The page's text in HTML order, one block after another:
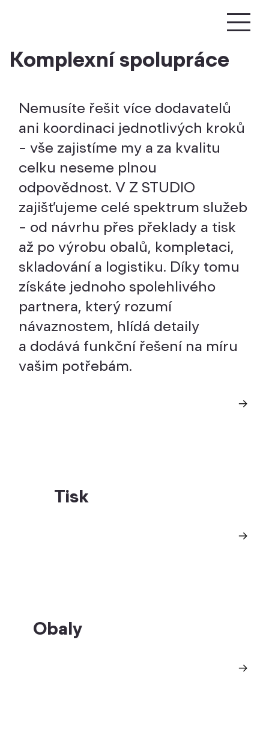
Komplexní spolupráce
Nemusíte řešit více dodavatelů
ani koordinaci jednotlivých kroků
– vše zajistíme my a za kvalitu
celku neseme plnou
odpovědnost. V Z STUDIO
zajišťujeme celé spektrum služeb
– od návrhu přes překlady a tisk
až po výrobu obalů, kompletaci,
skladování a logistiku. Díky tomu
získáte jednoho spolehlivého
partnera, který rozumí
návaznostem, hlídá detaily
a dodává funkční řešení na míru
vašim potřebám.
Tisk
Obaly